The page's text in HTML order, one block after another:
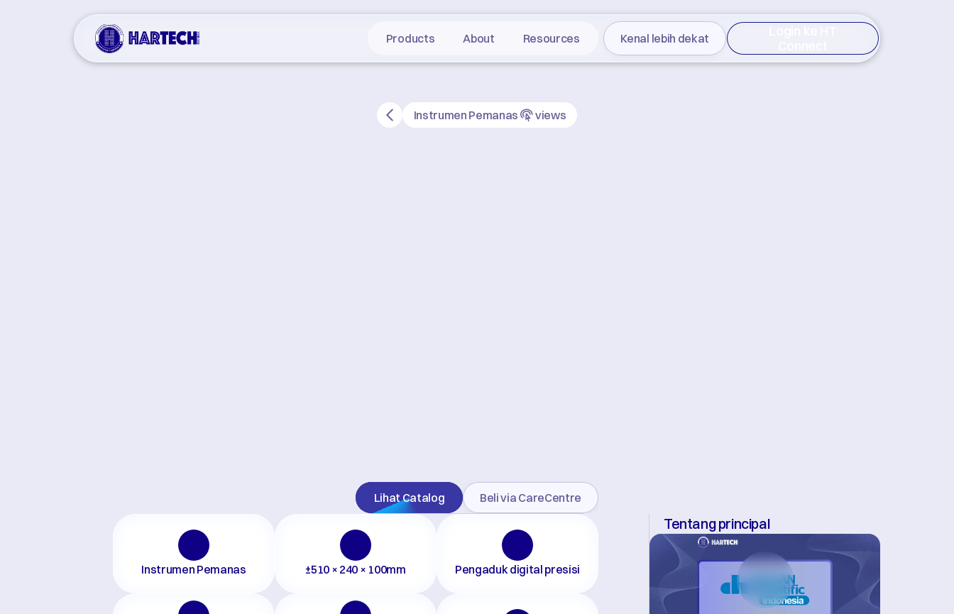
Instrumen Pemanas views
Lihat Catalog Beli via CareCentre
Instrumen Pemanas ±510 × 240 × 100mm Pengaduk digital presisi
Tentang principal
Products About Resources Kenal lebih dekat